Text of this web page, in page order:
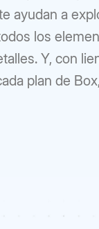
ayudan a
los
Y, con
plan de